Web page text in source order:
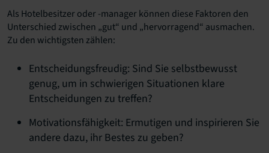
Als Hotelbesitzer oder -manager können diese Faktoren den
Unterschied zwischen „gut“ und „hervorragend“ ausmachen.
Zu den wichtigsten zählen:
Entscheidungsfreudig: Sind Sie selbstbewusst
genug, um in schwierigen Situationen klare
Entscheidungen zu treffen?
Motivationsfähigkeit: Ermutigen und inspirieren Sie
andere dazu, ihr Bestes zu geben?